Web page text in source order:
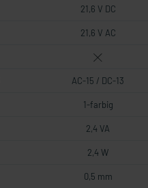
21,6 V DC
21,6 V AC
AC-15 / DC-13
1-farbig
2,4 VA
2,4 W
0,5 mm